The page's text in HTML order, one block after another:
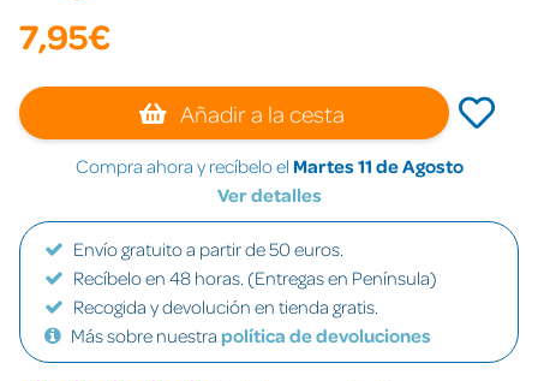
7,95€
Añadir a la cesta
Compra ahora y recíbelo el Martes 11 de Agosto
Ver detalles
Envío gratuito a partir de 50 euros.
Recíbelo en 48 horas. (Entregas en Península)
Recogida y devolución en tienda gratis.
Más sobre nuestra política de devoluciones